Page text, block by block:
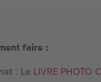
faire :
: Le LIVRE PHOTO